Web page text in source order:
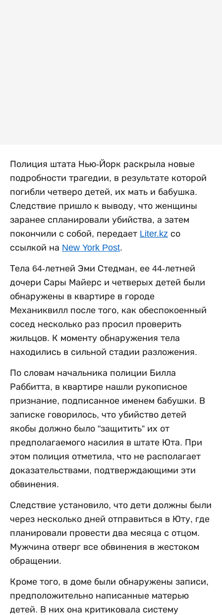
Полиция штата Нью-Йорк раскрыла новые
подробности трагедии, в результате которой
погибли четверо детей, их мать и бабушка.
Следствие пришло к выводу, что женщины
заранее спланировали убийства, а затем
покончили с собой, передает Liter.kz со
ссылкой на New York Post.
Тела 64-летней Эми Стедман, ее 44-летней
дочери Сары Майерс и четверых детей были
обнаружены в квартире в городе
Механиквилл после того, как обеспокоенный
сосед несколько раз просил проверить
жильцов. К моменту обнаружения тела
находились в сильной стадии разложения.
По словам начальника полиции Билла
Раббитта, в квартире нашли рукописное
признание, подписанное именем бабушки. В
записке говорилось, что убийство детей
якобы должно было "защитить” их от
предполагаемого насилия в штате Юта. При
этом полиция отметила, что не располагает
доказательствами, подтверждающими эти
обвинения.
Следствие установило, что дети должны были
через несколько дней отправиться в Юту, где
планировали провести два месяца с отцом.
Мужчина отверг все обвинения в жестоком
обращении.
Кроме того, в доме были обнаружены записи,
предположительно написанные матерью
детей. В них она критиковала систему